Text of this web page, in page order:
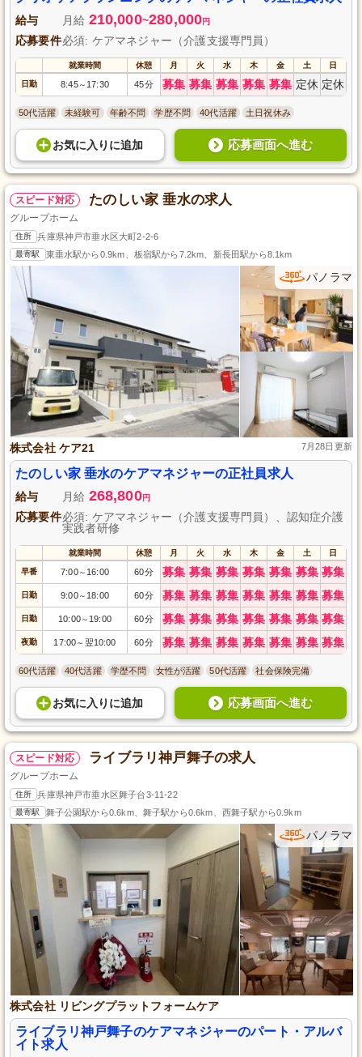
給与 月給 210,000~280,000円
応募要件必須: ケアマネジャー（介護支援専門員）
就業時間 休憩 月 火 水 木 金 土 日
日勤 8:45～ 17:30 45分 募集 募集 募集 募集 募集 定休 定休
50代活躍 未経験可 年齢不問 学歴不問 40代活躍 土日祝休み
お気に入り に追加 応募画面へ進む
スピード対応 たのしい家 垂水の求人
グループホーム
住所 兵庫県神戸市垂水区大町2-2-6
最寄駅 東垂水駅から0.9km、板宿駅から7.2km、新長田駅から8.1km
パノラマ
株式会社 ケア21 7月28日更新
たのしい家 垂水のケアマネジャーの正社員求人
給与 月給 268,800円
応募要件必須: ケアマネジャー（介護支援専門員）、認知症介護
実践者研修
就業時間 休憩 月 火 水 木 金 土 日
早番 7:00～ 16:00 60分 募集 募集 募集 募集 募集 募集 募集
日勤 9:00～ 18:00 60分 募集 募集 募集 募集 募集 募集 募集
日勤 10:00～ 19:00 60分 募集 募集 募集 募集 募集 募集 募集
夜勤 17:00～ 翌10:00 60分 募集 募集 募集 募集 募集 募集 募集
60代活躍 40代活躍 学歴不問 女性が活躍 50代活躍 社会保険完備
お気に入り に追加 応募画面へ進む
スピード対応 ライブラリ神戸舞子の求人
グループホーム
住所 兵庫県神戸市垂水区舞子台3-11-22
最寄駅 舞子公園駅から0.6km、舞子駅から0.6km、西舞子駅から0.9km
パノラマ
株式会社 リビングプラットフォームケア
ライブラリ神戸舞子のケアマネジャーのパート・アルバ
イト求人